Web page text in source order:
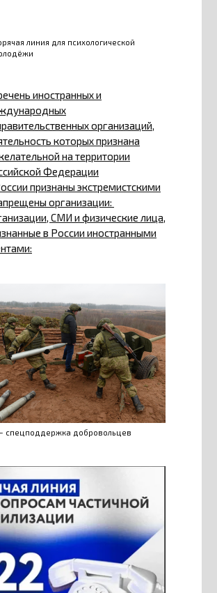
линия для психологической
иностранных и
организаций,
которых признана
на территории
Федерации
признаны экстремистскими
организации:
СМИ и физические лица,
в России иностранными
спецподдержка добровольцев